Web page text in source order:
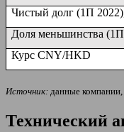
Чистый долг (1П
Доля меньшинства
Курс CNY/HKD
Источник: данные
Технический